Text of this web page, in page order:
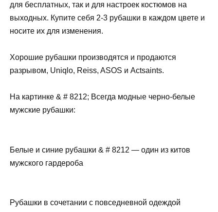
для бесплатных, так и для настроек костюмов на
выходных. Купите себя 2-3 рубашки в каждом цвете и
носите их для изменения.
Хорошие рубашки производятся и продаются
разрывом, Uniqlo, Reiss, ASOS и Actsaints.
На картинке & # 8212; Всегда модные черно-белые
мужские рубашки:
Белые и синие рубашки & # 8212 — один из китов
мужского гардероба
Рубашки в сочетании с повседневной одеждой